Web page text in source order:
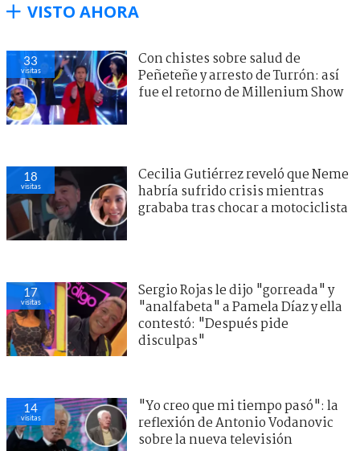
VISTO AHORA
33
visitas
Con chistes sobre salud de
Peñeteñe y arresto de Turrón: así
fue el retorno de Millenium Show
18
visitas
Cecilia Gutiérrez reveló que Neme
habría sufrido crisis mientras
grababa tras chocar a motociclista
17
visitas
Sergio Rojas le dijo "gorreada" y
"analfabeta" a Pamela Díaz y ella
contestó: "Después pide
disculpas"
14
visitas
"Yo creo que mi tiempo pasó": la
reflexión de Antonio Vodanovic
sobre la nueva televisión